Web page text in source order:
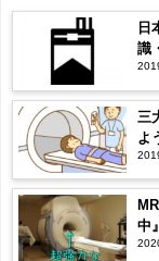
日
識
三
よ
中